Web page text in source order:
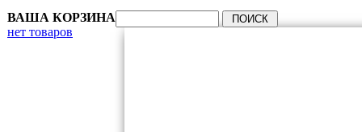
ВАША КОРЗИНА
нет товаров